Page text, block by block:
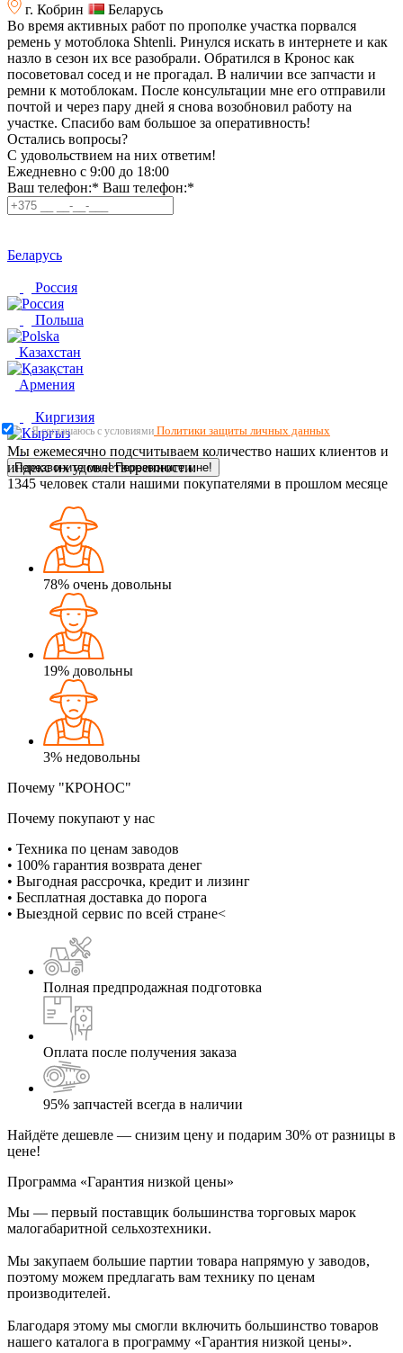
г. Кобрин
Беларусь
Во время активных работ по прополке участка порвался
ремень у мотоблока Shtenli. Ринулся искать в интернете и как
назло в сезон их все разобрали. Обратился в Кронос как
посоветовал сосед и не прогадал. В наличии все запчасти и
ремни к мотоблокам. После консультации мне его отправили
почтой и через пару дней я снова возобновил работу на
участке. Спасибо вам большое за оперативность!
Остались вопросы?
C удовольствием на них ответим!
Ежедневно с 9:00 до 18:00
Ваш телефон:* Ваш телефон:*
Беларусь
Россия
Польша
Казахстан
Армения
Киргизия
Перезвоните мне! Перезвоните мне!
Я соглашаюсь с условиями Политики защиты личных данных
Мы ежемесячно подсчитываем количество наших клиентов и
индекс их удовлетворенности.
1345 человек стали нашими покупателями в прошлом месяце
78% очень довольны
19% довольны
3% недовольны
Почему "КРОНОС"
Почему покупают у нас
• Техника по ценам заводов
• 100% гарантия возврата денег
• Выгодная рассрочка, кредит и лизинг
• Бесплатная доставка до порога
• Выездной сервис по всей стране<
Полная предпродажная подготовка
Оплата после получения заказа
95% запчастей всегда в наличии
Найдёте дешевле — снизим цену и подарим 30% от разницы в
цене!
Программа «Гарантия низкой цены»
Мы — первый поставщик большинства торговых марок
малогабаритной сельхозтехники.
Мы закупаем большие партии товара напрямую у заводов,
поэтому можем предлагать вам технику по ценам
производителей.
Благодаря этому мы смогли включить большинство товаров
нашего каталога в программу «Гарантия низкой цены».